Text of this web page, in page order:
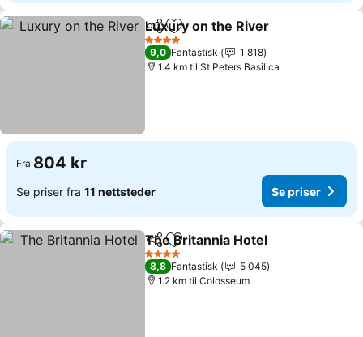
Del Legg til i favoritter
Luxury on the River
4 Stjerner
9,0 Fantastisk
1 818
1.4 km til St Peters Basilica
Fra 804 kr
Se priser fra 11 nettsteder Se priser
Del Legg til i favoritter
The Britannia Hotel
4 Stjerner
8,8 Fantastisk
5 045
1.2 km til Colosseum